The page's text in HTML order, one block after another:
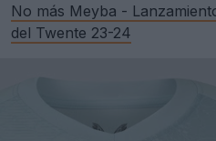
No más Meyba -
del Twente 23-24